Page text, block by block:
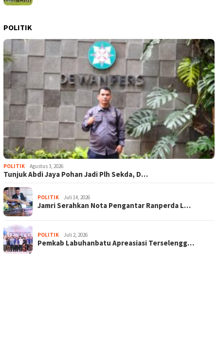
POLITIK
POLITIK Agustus 3, 2026
Tunjuk Abdi Jaya Pohan Jadi Plh Sekda, D…
POLITIK Juli 14, 2026
Jamri Serahkan Nota Pengantar Ranperda L…
POLITIK Juli 2, 2026
Pemkab Labuhanbatu Apreasiasi Terselengg…